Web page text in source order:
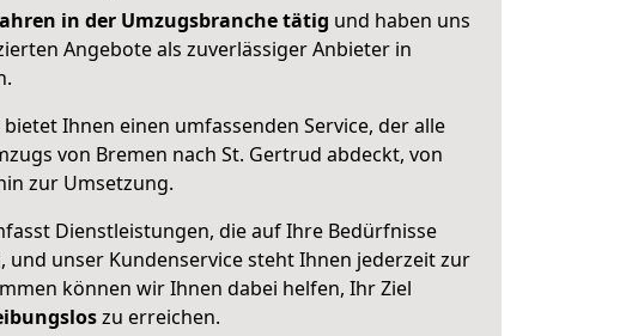
in der Umzugsbranche tätig und haben uns
Angebote als zuverlässiger Anbieter in
bietet Ihnen einen umfassenden Service, der alle
von Bremen nach St. Gertrud abdeckt, von
zur Umsetzung.
Dienstleistungen, die auf Ihre Bedürfnisse
und unser Kundenservice steht Ihnen jederzeit zur
können wir Ihnen dabei helfen, Ihr Ziel
zu erreichen.